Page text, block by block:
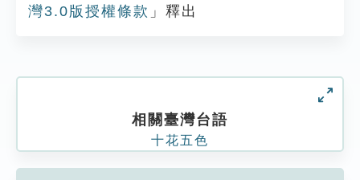
灣3.0版授權條款 」釋出
相關臺灣台語
十花五色